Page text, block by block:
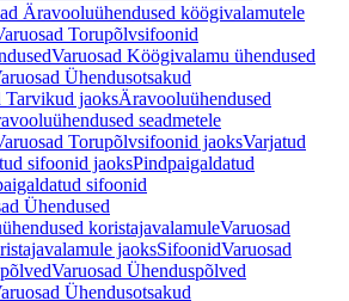
Äravooluühendused köögivalamutele
Torupõlvsifoonid
Varuosad Köögivalamu ühendused
Ühendusotsakud
Tarvikud jaoksÄravooluühendused
seadmetele
Torupõlvsifoonid jaoksVarjatud
sifoonid jaoksPindpaigaldatud
sifoonid
Ühendused
koristajavalamuleVaruosad
jaoksSifoonidVaruosad
Varuosad Ühenduspõlved
Ühendusotsakud